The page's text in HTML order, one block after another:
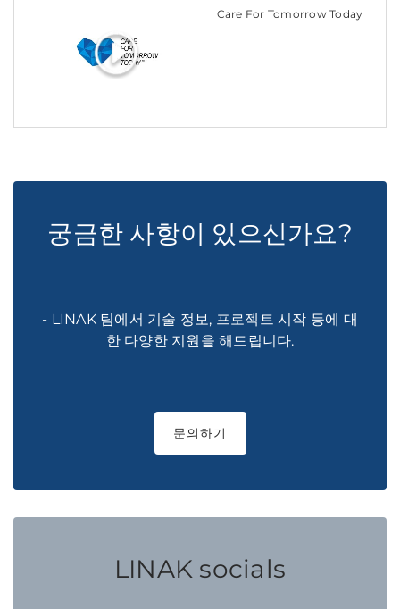
Care For Tomorrow Today
궁금한 사항이 있으신가요?
- LINAK 팀에서 기술 정보, 프로젝트 시작 등에 대
한 다양한 지원을 해드립니다.
문의하기
LINAK socials